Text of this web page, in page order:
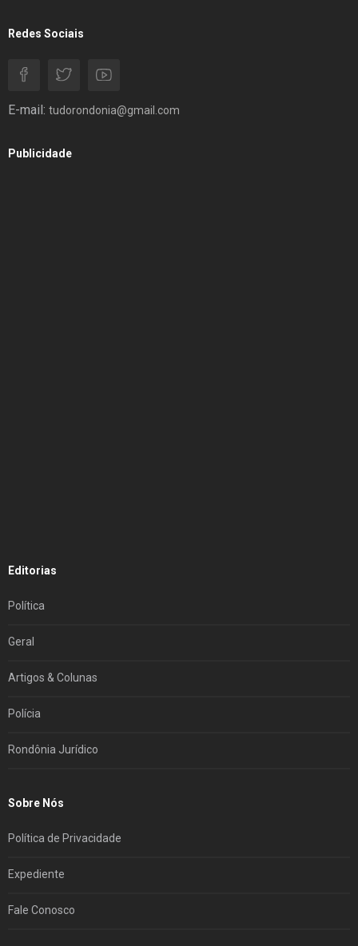
Redes Sociais
E-mail: tudorondonia@gmail.com
Publicidade
Editorias
Política
Geral
Artigos & Colunas
Polícia
Rondônia Jurídico
Sobre Nós
Política de Privacidade
Expediente
Fale Conosco